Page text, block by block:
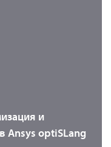
и
Ansys optiSLang